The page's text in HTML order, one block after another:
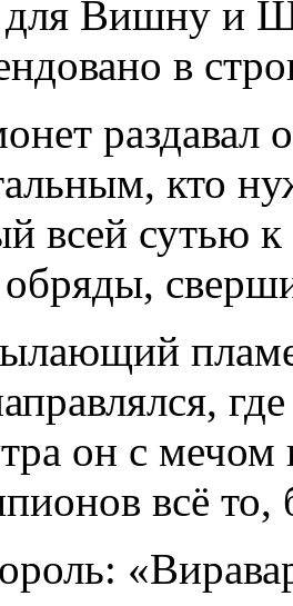
Вишну и
в
раздавал
кто
всей сутью
он с мечом
всё то,